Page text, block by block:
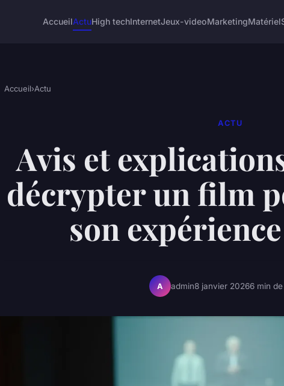
AccueilActuHigh techInternetJeux-videoMarketingMatériel
Accueil›Actu
ACTU
Avis et
décrypter un film
son
A admin8 janvier 20266 min